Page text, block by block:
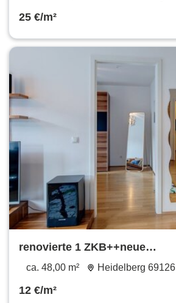
25 €/m²
renovierte 1 ZKB++neue
Einbauküche+++Parkett++TG
ca. 48,00 m² Heidelberg 69126
12 €/m²